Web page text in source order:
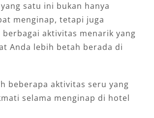
yang satu ini bukan hanya
menginap, tetapi juga
berbagai aktivitas menarik yang
Anda lebih betah berada di
beberapa aktivitas seru yang
selama menginap di hotel